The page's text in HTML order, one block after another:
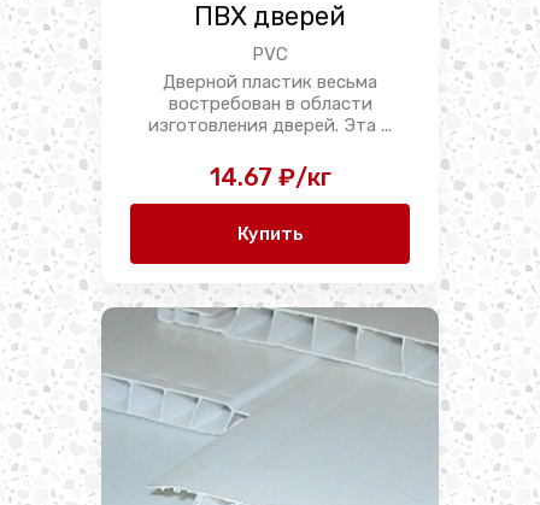
ПВХ дверей
PVC
Дверной пластик весьма
востребован в области
изготовления дверей. Эта ...
14.67 ₽/кг
Купить